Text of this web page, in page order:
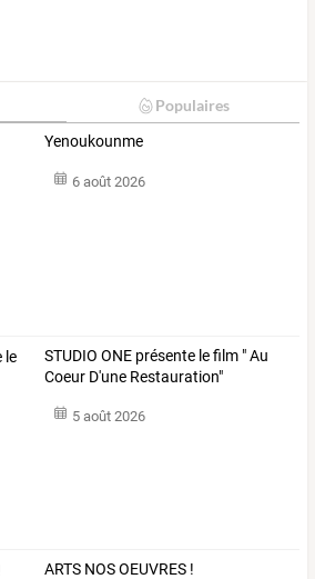
Populaires
Yenoukounme
6 août 2026
STUDIO ONE présente le film " Au
Coeur D'une Restauration"
5 août 2026
ARTS NOS OEUVRES !